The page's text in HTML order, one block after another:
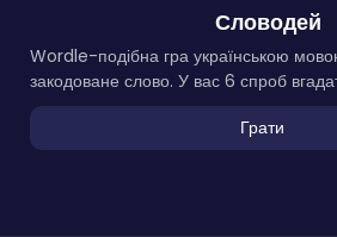
Словодей
Wordle-подібна гра українською
закодоване слово. У вас 6 спроб
Грати